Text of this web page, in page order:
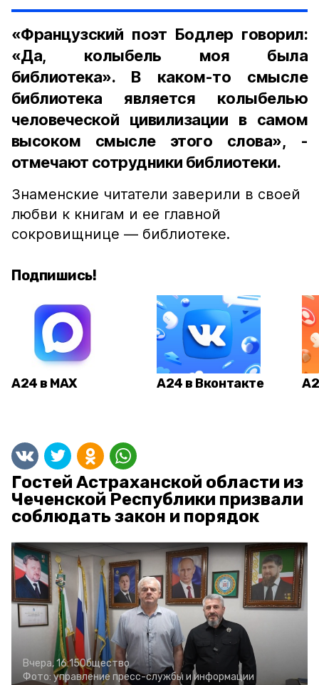
«Французский поэт Бодлер говорил:
«Да, колыбель моя была
библиотека». В каком-то смысле
библиотека является колыбелью
человеческой цивилизации в самом
высоком смысле этого слова», -
отмечают сотрудники библиотеки.
Знаменские читатели заверили в своей
любви к книгам и ее главной
сокровищнице — библиотеке.
Подпишись!
А24 в MAX А24 в Вконтакте
Гостей Астраханской области из
Чеченской Республики призвали
соблюдать закон и порядок
Вчера, 16:15Общество
Фото: управление пресс-службы и информации